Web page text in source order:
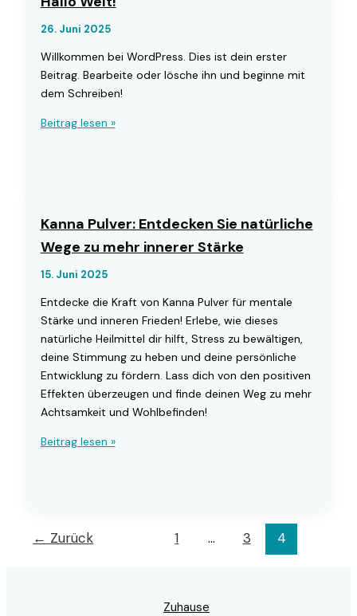
post
title
26. Juni 2025
Willkommen bei WordPress. Dies ist dein erster
Beitrag. Bearbeite oder lösche ihn und beginne mit
dem Schreiben!
Hallo
Beitrag lesen »
Kanna Pulver: Entdecken Sie natürliche
Wege zu mehr innerer Stärke
15. Juni 2025
Entdecke die Kraft von Kanna Pulver für mentale
Stärke und inneren Frieden! Erlebe, wie dieses
natürliche Heilmittel dir hilft, Stress zu bewältigen,
deine Stimmung zu heben und deine persönliche
Entwicklung zu fördern. Lass dich von den positiven
Effekten überzeugen und finde deinen Weg zu mehr
Achtsamkeit und Wohlbefinden!
Kanna
Wege
Beitrag lesen »
← Zurück 1 … 3 4
Zuhause